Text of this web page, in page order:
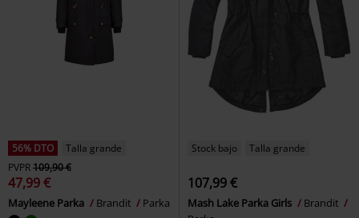
56% DTO
Talla grande
PVPR109,90 €
47,99 €
Mayleene Parka Brandit Parka
Stock bajo Talla grande
107,99 €
Mash Lake Parka Girls
Brandit